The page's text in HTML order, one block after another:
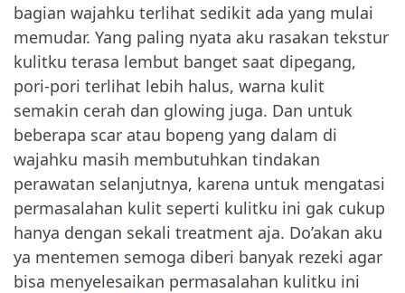
bagian wajahku terlihat sedikit ada yang mulai
memudar. Yang paling nyata aku rasakan tekstur
kulitku terasa lembut banget saat dipegang,
pori-pori terlihat lebih halus, warna kulit
semakin cerah dan glowing juga. Dan untuk
beberapa scar atau bopeng yang dalam di
wajahku masih membutuhkan tindakan
perawatan selanjutnya, karena untuk mengatasi
permasalahan kulit seperti kulitku ini gak cukup
hanya dengan sekali treatment aja. Do’akan aku
ya mentemen semoga diberi banyak rezeki agar
bisa menyelesaikan permasalahan kulitku ini